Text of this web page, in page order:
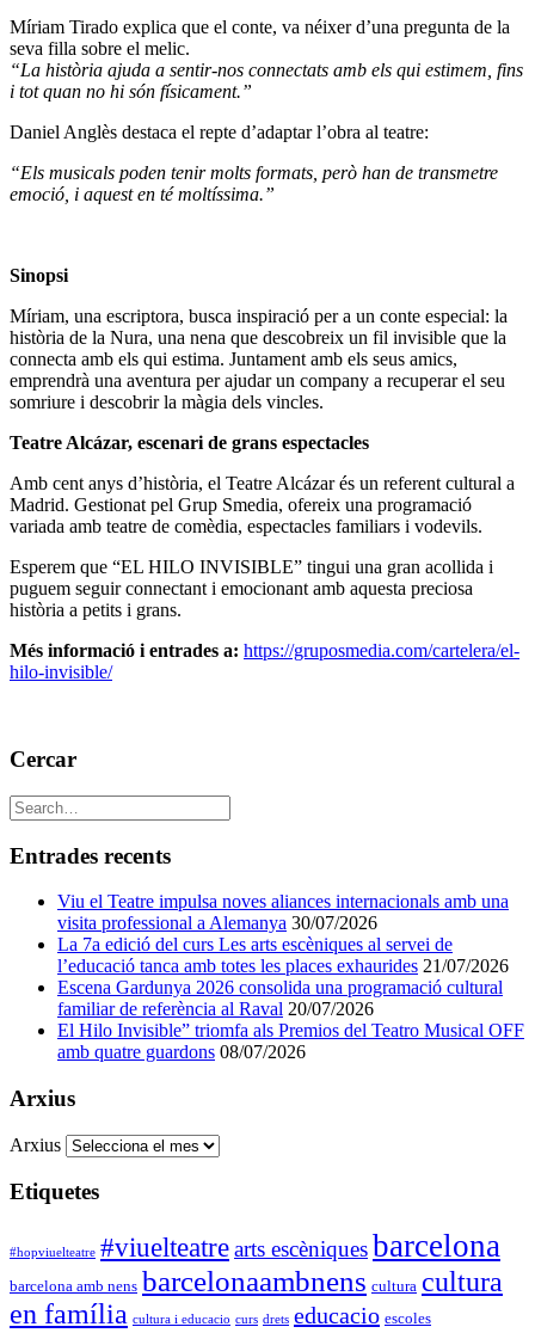
Míriam Tirado explica que el conte, va néixer d’una pregunta de la
seva filla sobre el melic.
“La història ajuda a sentir-nos connectats amb els qui estimem, fins
i tot quan no hi són físicament.”
Daniel Anglès destaca el repte d’adaptar l’obra al teatre:
“Els musicals poden tenir molts formats, però han de transmetre
emoció, i aquest en té moltíssima.”
Sinopsi
Míriam, una escriptora, busca inspiració per a un conte especial: la
història de la Nura, una nena que descobreix un fil invisible que la
connecta amb els qui estima. Juntament amb els seus amics,
emprendrà una aventura per ajudar un company a recuperar el seu
somriure i descobrir la màgia dels vincles.
Teatre Alcázar, escenari de grans espectacles
Amb cent anys d’història, el Teatre Alcázar és un referent cultural a
Madrid. Gestionat pel Grup Smedia, ofereix una programació
variada amb teatre de comèdia, espectacles familiars i vodevils.
Esperem que “EL HILO INVISIBLE” tingui una gran acollida i
puguem seguir connectant i emocionant amb aquesta preciosa
història a petits i grans.
Més informació i entrades a: https://gruposmedia.com/cartelera/el-
hilo-invisible/
Cercar
Entrades recents
Viu el Teatre impulsa noves aliances internacionals amb una
visita professional a Alemanya 30/07/2026
La 7a edició del curs Les arts escèniques al servei de
l’educació tanca amb totes les places exhaurides 21/07/2026
Escena Gardunya 2026 consolida una programació cultural
familiar de referència al Raval 20/07/2026
El Hilo Invisible” triomfa als Premios del Teatro Musical OFF
amb quatre guardons 08/07/2026
Arxius
Arxius
Etiquetes
#hopviuelteatre #viuelteatrearts escèniquesbarcelona
barcelona amb nens barcelonaambnens cultura cultura
en família cultura i educacio curs drets educacio escoles